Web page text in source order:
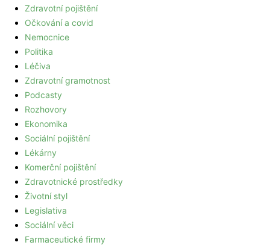
Zdravotní pojištění
Očkování a covid
Nemocnice
Politika
Léčiva
Zdravotní gramotnost
Podcasty
Rozhovory
Ekonomika
Sociální pojištění
Lékárny
Komerční pojištění
Zdravotnické prostředky
Životní styl
Legislativa
Sociální věci
Farmaceutické firmy